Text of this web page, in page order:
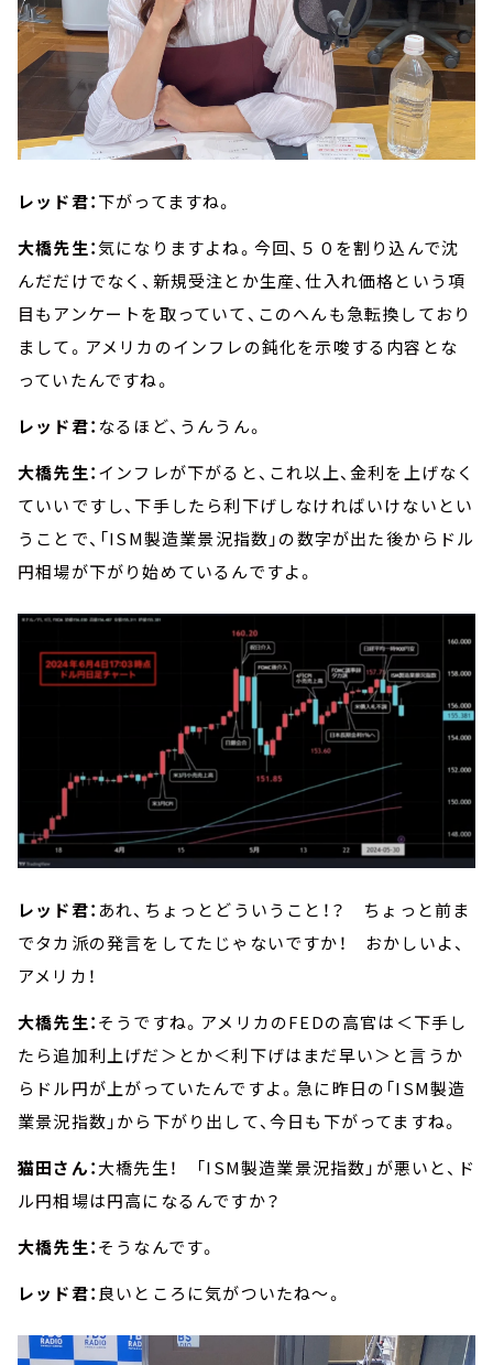
レッド君：下がってますね。
大橋先生：気になりますよね。今回、５０を割り込んで沈
んだだけでなく、新規受注とか生産、仕入れ価格という項
目もアンケートを取っていて、このへんも急転換しており
まして。アメリカのインフレの鈍化を示唆する内容とな
っていたんですね。
レッド君： なるほど、うんうん。
大橋先生：インフレが下がると、これ以上、金利を上げなく
ていいですし、下手したら利下げしなければいけないとい
うことで、「ISM製造業景況指数」の数字が出た後からドル
円相場が下がり始めているんですよ。
レッド君： あれ、ちょっとどういうこと！？ ちょっと前ま
でタカ派の発言をしてたじゃないですか！ おかしいよ、
アメリカ！
大橋先生：そうですね。アメリカのFEDの高官は＜下手し
たら追加利上げだ＞とか＜利下げはまだ早い＞と言うか
らドル円が上がっていたんですよ。急に昨日の「ISM製造
業景況指数」から下がり出して、今日も下がってますね。
猫田さん：大橋先生！ 「ISM製造業景況指数」が悪いと、ド
ル円相場は円高になるんですか？
大橋先生：そうなんです。
レッド君：良いところに気がついたね～。